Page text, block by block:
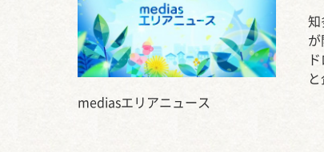
mediasエリアニュース
知
が